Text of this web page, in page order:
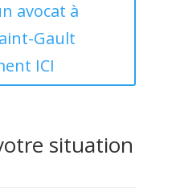
avocat à
Gault
ICI
situation